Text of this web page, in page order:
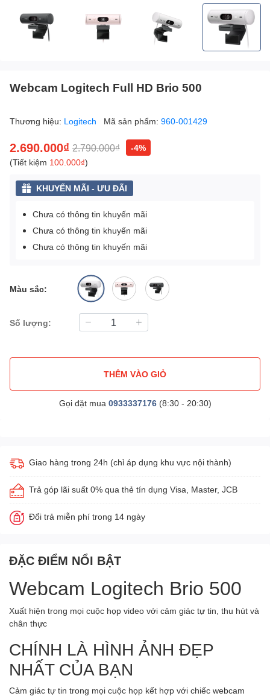
Webcam Logitech Full HD Brio 500
Thương hiệu: Logitech Mã sản phẩm: 960-001429
2.690.000₫ 2.790.000₫
-4%
(Tiết kiệm 100.000₫)
KHUYẾN MÃI - ƯU ĐÃI
Chưa có thông tin khuyến mãi
Chưa có thông tin khuyến mãi
Chưa có thông tin khuyến mãi
Màu sắc:
Số lượng:
THÊM VÀO GIỎ
Gọi đặt mua 0933337176(8:30 - 20:30)
Giao hàng trong 24h (chỉ áp dụng khu vực nội thành)
Trả góp lãi suất 0% qua thẻ tín dụng Visa, Master, JCB
Đổi trả miễn phí trong 14 ngày
ĐẶC ĐIỂM NỔI BẬT
Webcam Logitech Brio 500
Xuất hiện trong mọi cuộc họp video với cảm giác tự tin, thu hút và
chân thực
CHÍNH LÀ HÌNH ẢNH ĐẸP
NHẤT CỦA BẠN
Cảm giác tự tin trong mọi cuộc họp kết hợp với chiếc webcam